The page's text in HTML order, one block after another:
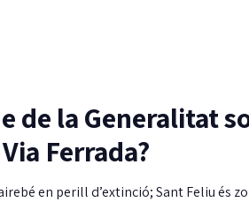
de la Generalitat
Ferrada?
en perill d’extinció; Sant Feliu és